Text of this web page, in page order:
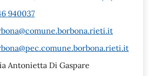
940037
Antonietta Di Gaspare